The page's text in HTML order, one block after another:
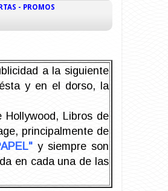
- PROMOS
a la siguiente
y en el dorso, la
Libros de
principalmente de
y siempre son
en cada una de las